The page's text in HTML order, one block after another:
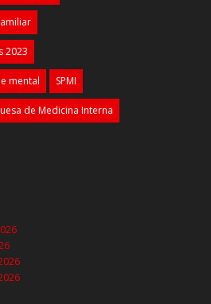
2023
mental SPMI
de Medicina Interna